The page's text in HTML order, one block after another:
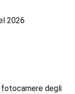
2026
fotocamere degli